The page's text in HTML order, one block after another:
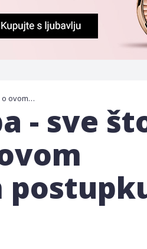
Pjeskarenje zuba - sve što trebate znati o ovom stomatološkom postupku
- sve